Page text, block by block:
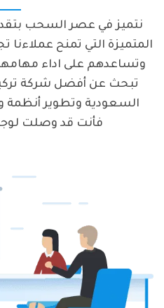
نتميز في عصر السحب
المتميزة التي تمنح عملاءنا
وتساعدهم على اداء
تبحث عن أفضل شركة
السعودية وتطوير أنظمة
فأنت قد وصلت